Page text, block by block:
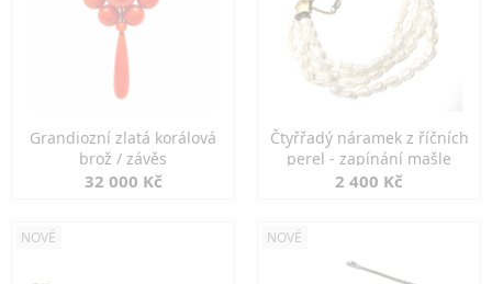
Grandiozní zlatá korálová
brož / závěs
32 000 Kč
Čtyřřadý náramek z říčních
perel - zapínání mašle
2 400 Kč
NOVÉ NOVÉ